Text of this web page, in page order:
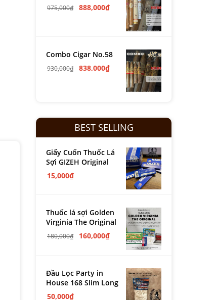
975,000₫ 888,000₫
Combo Cigar No.58
930,000₫ 838,000₫
BEST SELLING
Giấy Cuốn Thuốc Lá
Sợi GIZEH Original
15,000₫
Thuốc lá sợi Golden
Virginia The Original
180,000₫ 160,000₫
Đầu Lọc Party in
House 168 Slim Long
50,000₫